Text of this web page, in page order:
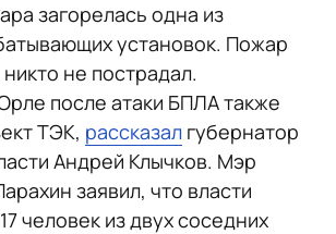
загорелась одна из
установок. Пожар
не пострадал.
после атаки БПЛА также
ТЭК, рассказал губернатор
Андрей Клычков. Мэр
заявил, что власти
человек из двух соседних